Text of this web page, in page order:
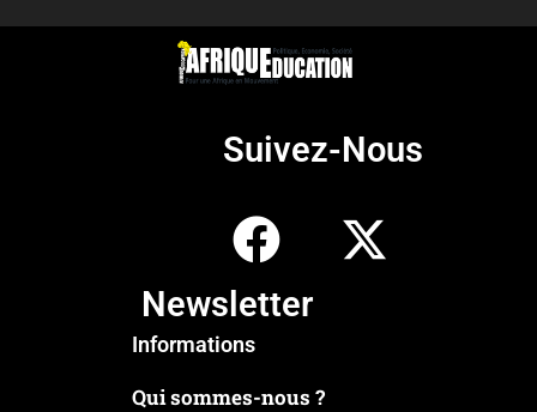
Suivez-Nous
Newsletter
Informations
Qui sommes-nous ?